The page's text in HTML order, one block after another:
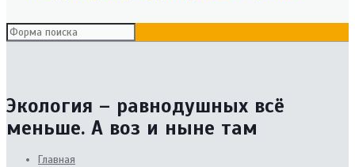
Экология – равнодушных всё
меньше. А воз и ныне там
Главная